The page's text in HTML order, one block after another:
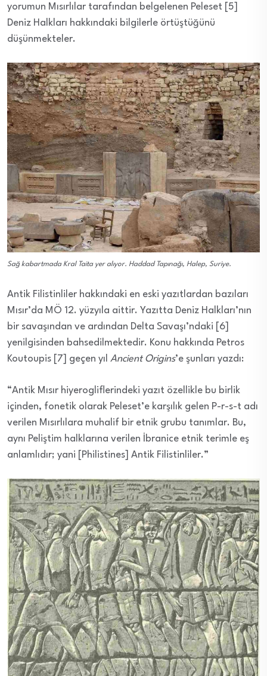
yorumun Mısırlılar tarafından belgelenen Peleset [5]
Deniz Halkları hakkındaki bilgilerle örtüştüğünü
düşünmekteler.
Sağ kabartmada Kral Taita yer alıyor. Haddad Tapınağı, Halep, Suriye.
Antik Filistinliler hakkındaki en eski yazıtlardan bazıları
Mısır’da MÖ 12. yüzyıla aittir. Yazıtta Deniz Halkları’nın
bir savaşından ve ardından Delta Savaşı’ndaki [6]
yenilgisinden bahsedilmektedir. Konu hakkında Petros
Koutoupis [7] geçen yıl Ancient Origins’e şunları yazdı:
“Antik Mısır hiyerogliflerindeki yazıt özellikle bu birlik
içinden, fonetik olarak Peleset’e karşılık gelen P-r-s-t adı
verilen Mısırlılara muhalif bir etnik grubu tanımlar. Bu,
aynı Peliştim halklarına verilen İbranice etnik terimle eş
anlamlıdır; yani [Philistines] Antik Filistinliler.”